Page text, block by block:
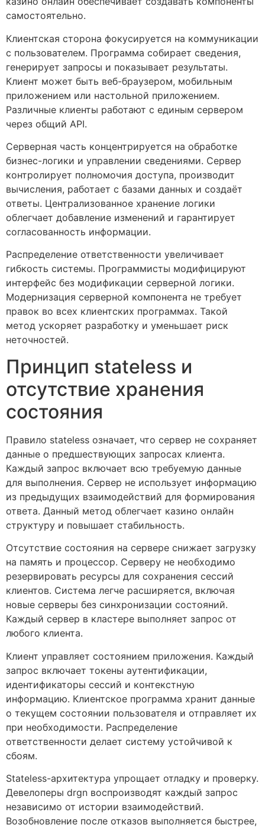
самостоятельно.
Клиентская сторона фокусируется на коммуникации
с пользователем. Программа собирает сведения,
генерирует запросы и показывает результаты.
Клиент может быть веб-браузером, мобильным
приложением или настольной приложением.
Различные клиенты работают с единым сервером
через общий API.
Серверная часть концентрируется на обработке
бизнес-логики и управлении сведениями. Сервер
контролирует полномочия доступа, производит
вычисления, работает с базами данных и создаёт
ответы. Централизованное хранение логики
облегчает добавление изменений и гарантирует
согласованность информации.
Распределение ответственности увеличивает
гибкость системы. Программисты модифицируют
интерфейс без модификации серверной логики.
Модернизация серверной компонента не требует
правок во всех клиентских программах. Такой
метод ускоряет разработку и уменьшает риск
неточностей.
Принцип stateless и
отсутствие хранения
состояния
Правило stateless означает, что сервер не сохраняет
данные о предшествующих запросах клиента.
Каждый запрос включает всю требуемую данные
для выполнения. Сервер не использует информацию
из предыдущих взаимодействий для формирования
ответа. Данный метод облегчает казино онлайн
структуру и повышает стабильность.
Отсутствие состояния на сервере снижает загрузку
на память и процессор. Серверу не необходимо
резервировать ресурсы для сохранения сессий
клиентов. Система легче расширяется, включая
новые серверы без синхронизации состояний.
Каждый сервер в кластере выполняет запрос от
любого клиента.
Клиент управляет состоянием приложения. Каждый
запрос включает токены аутентификации,
идентификаторы сессий и контекстную
информацию. Клиентское программа хранит данные
о текущем состоянии пользователя и отправляет их
при необходимости. Распределение
ответственности делает систему устойчивой к
сбоям.
Stateless-архитектура упрощает отладку и проверку.
Девелоперы drgn воспроизводят каждый запрос
независимо от истории взаимодействий.
Возобновление после отказов выполняется быстрее,